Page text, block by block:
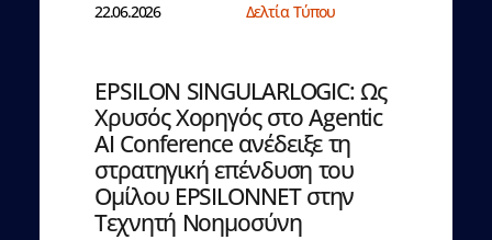
22.06.2026 Δελτία Τύπου
EPSILON SINGULARLOGIC: Ως
Χρυσός Χορηγός στο Agentic
AI Conference ανέδειξε τη
στρατηγική επένδυση του
Ομίλου EPSILONNET στην
Τεχνητή Νοημοσύνη